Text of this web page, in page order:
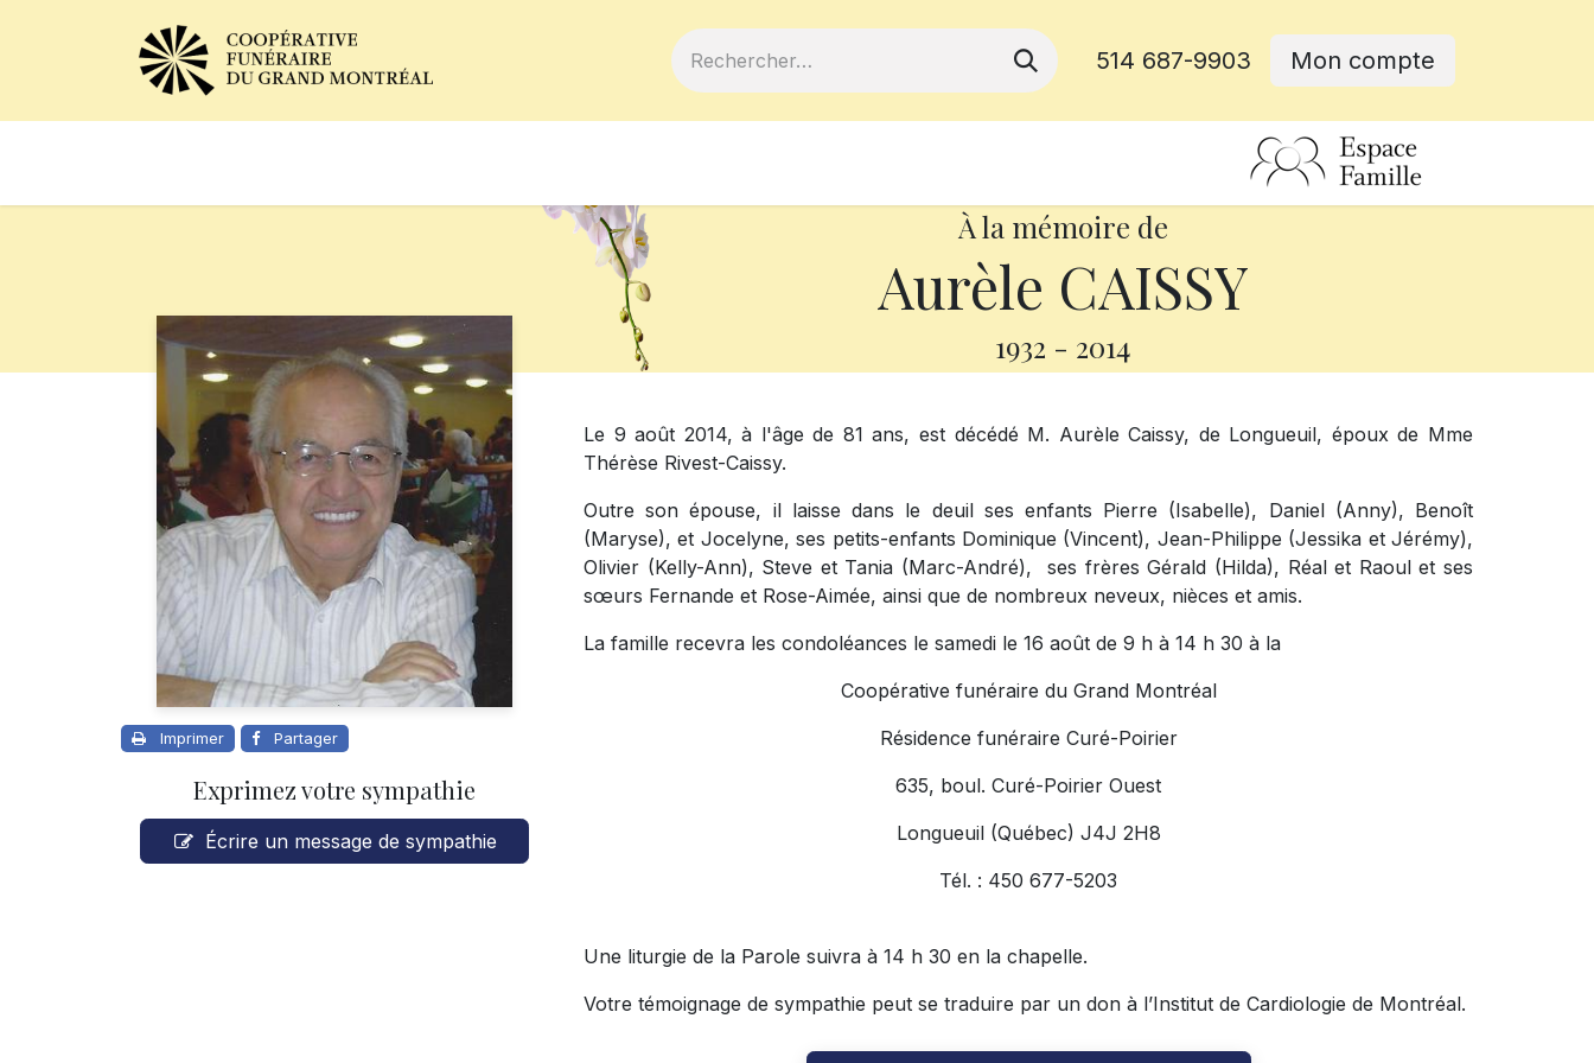
514 687-9903 Mon compte
À la mémoire de
Aurèle CAISSY
1932 - 2014
Imprimer Partager
Exprimez votre sympathie
Écrire un message de sympathie
Le 9 août 2014, à l'âge de 81 ans, est décédé M. Aurèle Caissy, de Longueuil, époux de Mme
Thérèse Rivest-Caissy.
Outre son épouse, il laisse dans le deuil ses enfants Pierre (Isabelle), Daniel (Anny), Benoît
(Maryse), et Jocelyne, ses petits-enfants Dominique (Vincent), Jean-Philippe (Jessika et Jérémy),
Olivier (Kelly-Ann), Steve et Tania (Marc-André), ses frères Gérald (Hilda), Réal et Raoul et ses
sœurs Fernande et Rose-Aimée, ainsi que de nombreux neveux, nièces et amis.
La famille recevra les condoléances le samedi le 16 août de 9 h à 14 h 30 à la
Coopérative funéraire du Grand Montréal
Résidence funéraire Curé-Poirier
635, boul. Curé-Poirier Ouest
Longueuil (Québec) J4J 2H8
Tél. : 450 677-5203
Une liturgie de la Parole suivra à 14 h 30 en la chapelle.
Votre témoignage de sympathie peut se traduire par un don à l’Institut de Cardiologie de Montréal.